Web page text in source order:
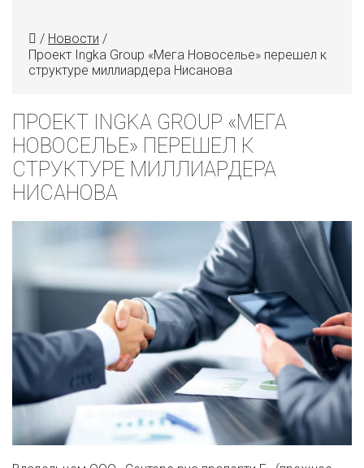
/ Новости /
Проект Ingka Group «Мега Новоселье» перешел к
структуре миллиардера Нисанова
ПРОЕКТ INGKA GROUP «МЕГА
НОВОСЕЛЬЕ» ПЕРЕШЕЛ К
СТРУКТУРЕ МИЛЛИАРДЕРА
НИСАНОВА